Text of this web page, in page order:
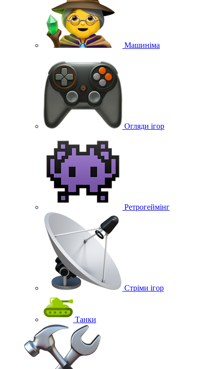
Машиніма
Огляди ігор
Ретрогеймінг
Стріми ігор
Танки